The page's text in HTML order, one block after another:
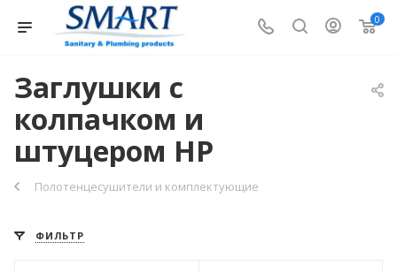
0
Заглушки с
колпачком и
штуцером НР
Полотенцесушители и комплектующие
ФИЛЬТР